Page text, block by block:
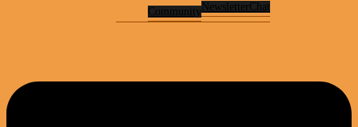
Community Newsletter Chat